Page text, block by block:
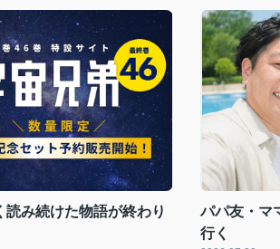
読み続けた物語が終わり
パパ友・マ
行く